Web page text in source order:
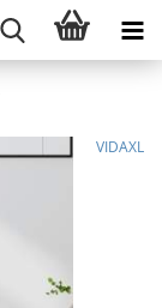
VIDAXL